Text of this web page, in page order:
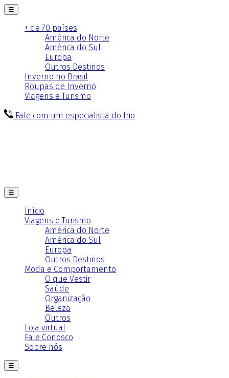
☰
+ de 70 países
América do Norte
América do Sul
Europa
Outros Destinos
Inverno no Brasil
Roupas de Inverno
Viagens e Turismo
Fale com um especialista do frio
☰
Início
Viagens e Turismo
América do Norte
América do Sul
Europa
Outros Destinos
Moda e Comportamento
O que Vestir
Saúde
Organização
Beleza
Outros
Loja virtual
Fale Conosco
Sobre nós
☰